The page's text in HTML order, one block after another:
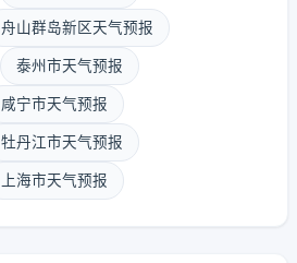
舟山群岛新区天气预报
泰州市天气预报
咸宁市天气预报
牡丹江市天气预报
上海市天气预报